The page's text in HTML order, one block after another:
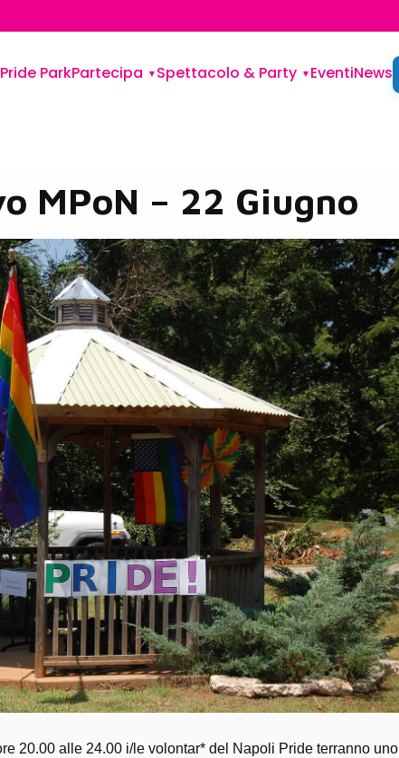
Pride ParkPartecipa Spettacolo & Party EventiNews
MPoN – 22 Giugno
20.00 alle 24.00 i/le volontar* del Napoli Pride terranno uno